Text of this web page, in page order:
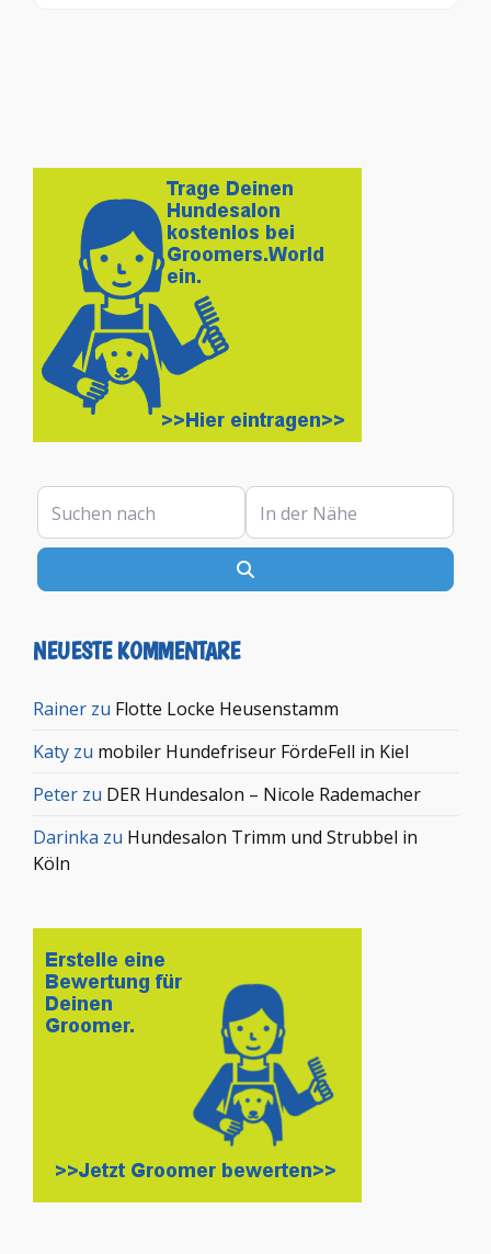
Suchen nach In der Nähe
NEUESTE KOMMENTARE
Rainer zu Flotte Locke Heusenstamm
Katy zu mobiler Hundefriseur FördeFell in Kiel
Peter zu DER Hundesalon – Nicole Rademacher
Darinka zu Hundesalon Trimm und Strubbel in
Köln